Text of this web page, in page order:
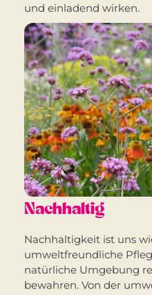
und einladend wirken.
Nachhaltig
Nachhaltigkeit ist uns
umweltfreundliche
natürliche Umgebung
bewahren. Von der